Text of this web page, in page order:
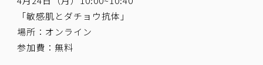
「敏感肌とダチョウ抗体」
場所：オンライン
参加費：無料